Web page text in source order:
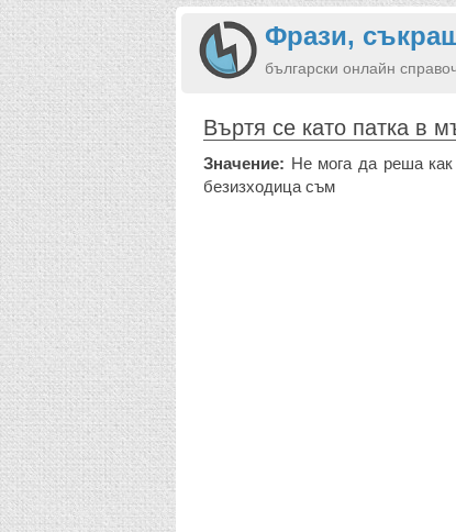
Фрази,
български онлайн
Въртя се като патка в
Значение: Не мога да реша
безизходица съм